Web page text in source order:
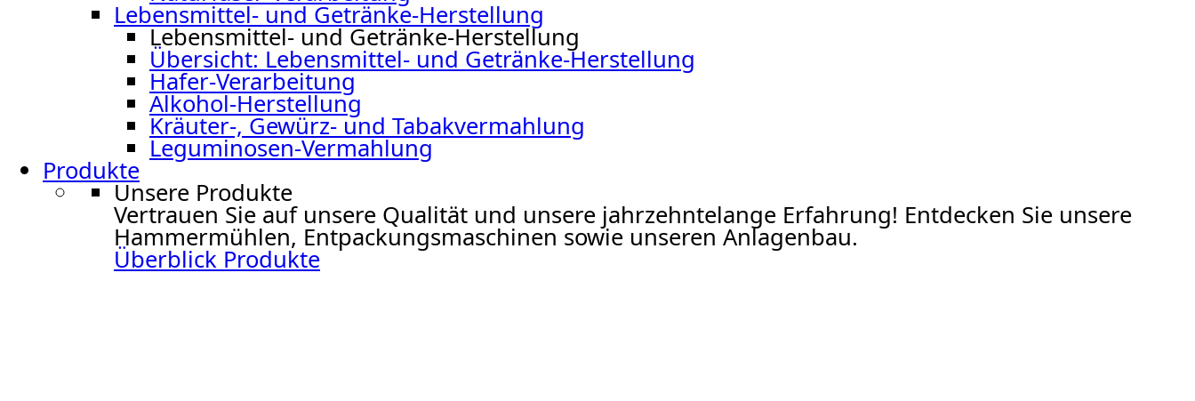
Lebensmittel- und Getränke-Herstellung
Lebensmittel- und Getränke-Herstellung
Übersicht: Lebensmittel- und Getränke-Herstellung
Hafer-Verarbeitung
Alkohol-Herstellung
Kräuter-, Gewürz- und Tabakvermahlung
Leguminosen-Vermahlung
Produkte
Unsere Produkte
Vertrauen Sie auf unsere Qualität und unsere jahrzehntelange Erfahrung! Entdecken Sie unsere
Hammermühlen, Entpackungsmaschinen sowie unseren Anlagenbau.
Überblick Produkte